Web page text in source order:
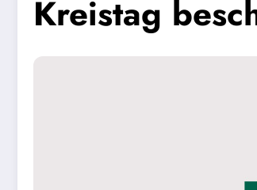
Kreistag